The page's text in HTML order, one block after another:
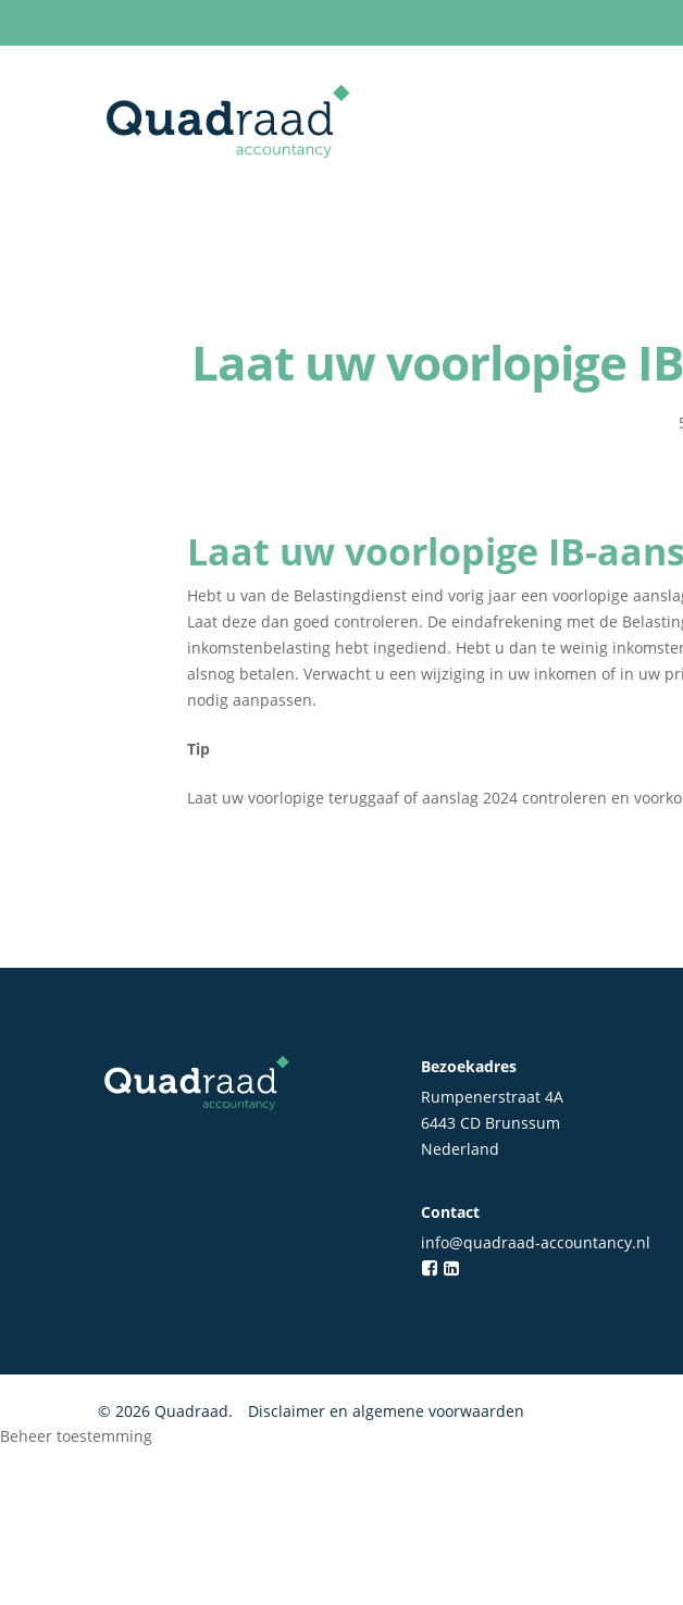
Laat uw voorlopige
Laat uw voorlopige IB-
Hebt u van de Belastingdienst eind vorig jaar een voorlopige
Laat deze dan goed controleren. De eindafrekening met de
inkomstenbelasting hebt ingediend. Hebt u dan te weinig
alsnog betalen. Verwacht u een wijziging in uw inkomen of in uw
nodig aanpassen.
Tip
Laat uw voorlopige teruggaaf of aanslag 2024 controleren en
Bezoekadres
Rumpenerstraat 4A
6443 CD Brunssum
Nederland
Contact
info@quadraad-accountancy.nl
© 2026 Quadraad.
Disclaimer en algemene voorwaarden
Beheer toestemming